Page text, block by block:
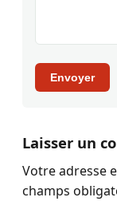
Envoyer
Laisser un
Votre adresse
champs